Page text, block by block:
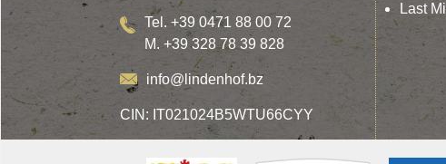
Tel. +39 0471 88 00 72
M. +39 328 78 39 828
info@lindenhof.bz
CIN: IT021024B5WTU66CYY
Last